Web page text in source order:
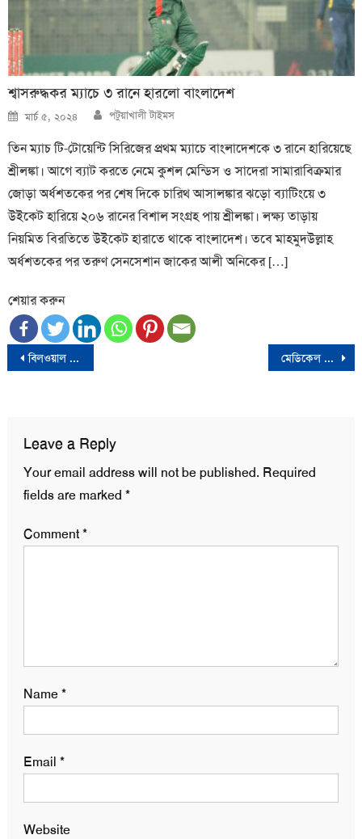
শ্বাসরুদ্ধকর ম্যাচে ৩ রানে হারলো বাংলাদেশ
Posted
on
মার্চ ৫, ২০২৪ Author
পটুয়াখালী টাইমস
তিন ম্যাচ টি-টোয়েন্টি সিরিজের প্রথম ম্যাচে বাংলাদেশকে ৩ রানে হারিয়েছে
শ্রীলঙ্কা। আগে ব্যাট করতে নেমে কুশল মেন্ডিস ও সাদেরা সামারাবিক্রমার
জোড়া অর্ধশতকের পর শেষ দিকে চারিথ আসালঙ্কার ঝড়ো ব্যাটিংয়ে ৩
উইকেট হারিয়ে ২০৬ রানের বিশাল সংগ্রহ পায় শ্রীলঙ্কা। লক্ষ্য তাড়ায়
নিয়মিত বিরতিতে উইকেট হারাতে থাকে বাংলাদেশ। তবে মাহমুদউল্লাহ
অর্ধশতকের পর তরুণ সেনসেশান জাকের আলী অনিকের […]
শেয়ার করুন
Post
বিলওয়াল ভুট্টোকে প্রধানমন্ত্রী করার দাবি পিপিপির মেডিকেল ভর্তির ফল প্রকাশ, যেভাবে জানবেন
Leave a Reply
Your email address will not be published. Required
fields are marked *
Comment*
Name*
Email *
Website